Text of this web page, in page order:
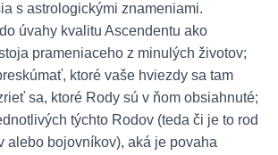
s astrologickými znameniami.
úvahy kvalitu Ascendentu ako
prameniaceho z minulých životov;
ktoré vaše hviezdy sa tam
sa, ktoré Rody sú v ňom obsiahnuté;
týchto Rodov (teda či je to rod
alebo bojovníkov), aká je povaha